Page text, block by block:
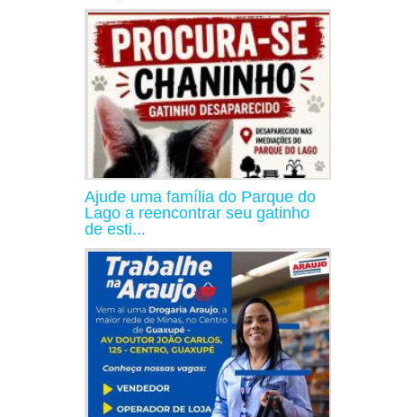
Ajude uma família do Parque do
Lago a reencontrar seu gatinho
de esti...